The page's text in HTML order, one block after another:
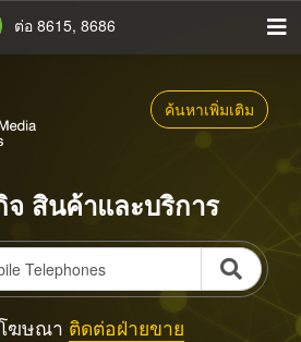
ต่อ 8615, 8686
ค้นหาเพิ่มเติม
สินค้าและบริการ
ฆษณา ติดต่อฝ่ายขาย